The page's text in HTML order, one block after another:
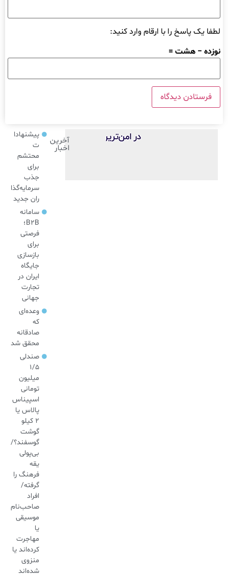
لطفا یک پاسخ را با ارقام وارد کنید:
نوزده − هشت =
آخرین
اخبار
پیشنهادا
ت
محتشم
برای
جذب
سرمایه‌گذا
ران جدید
سامانه
B2B؛
فرصتی
برای
بازسازی
جایگاه
ایران در
تجارت
جهانی
وعده‌ای
که
صادقانه
محقق شد
صندلی
۱/۵
میلیون
تومانی
اسپیناس
پالاس یا
۲ کیلو
گوشت
گوسفند؟/
بی‌پولی
یقه
فرهنگ را
گرفته/
افراد
صاحب‌نام
موسیقی
یا
مهاجرت
کرده‌اند یا
منزوی
شده‌اند